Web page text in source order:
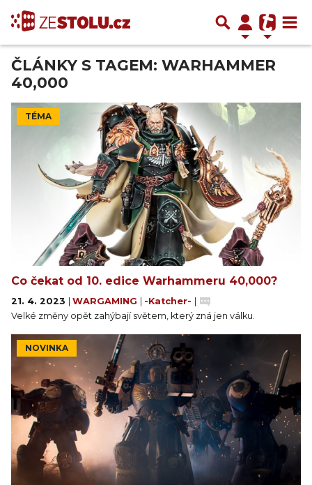
ČLÁNKY S TAGEM: WARHAMMER
40,000
TÉMA
Co čekat od 10. edice Warhammeru 40,000?
21. 4. 2023 WARGAMING -Katcher-
Velké změny opět zahýbají světem, který zná jen válku.
NOVINKA